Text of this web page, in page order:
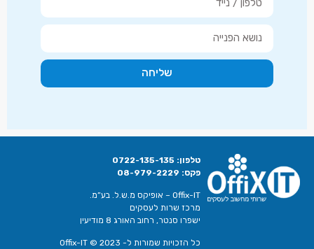
שליחה
טלפון: 0722-135-135
פקס: 08-979-2229
Offix-IT – אופיקס מ.ש.ל. בע”מ.
מרכז שרות לעסקים
ישפרו סנטר, רחוב האורג 8 מודיעין
כל הזכויות שמורות ל- Offix-IT © 2023